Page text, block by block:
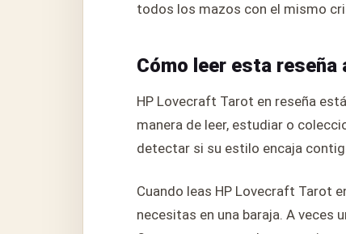
todos los mazos con el mismo
Cómo leer esta
HP Lovecraft Tarot en reseña
manera de leer, estudiar o
detectar si su estilo encaja
Cuando leas HP Lovecraft Tarot
necesitas en una baraja. A veces